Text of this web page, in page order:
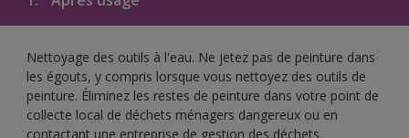
Nettoyage des outils à l'eau. Ne jetez pas de peinture dans
les égouts, y compris lorsque vous nettoyez des outils de
peinture. Éliminez les restes de peinture dans votre point de
collecte local de déchets ménagers dangereux ou en
contactant une entreprise de gestion des déchets.